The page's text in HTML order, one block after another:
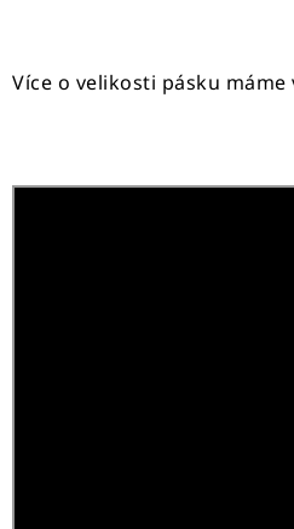
Více o velikosti pásku máme